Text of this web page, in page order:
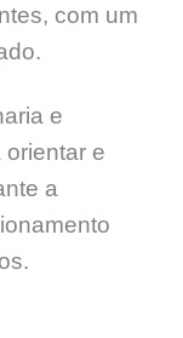
com um
e
e
a